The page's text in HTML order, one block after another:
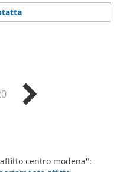
centro modena":